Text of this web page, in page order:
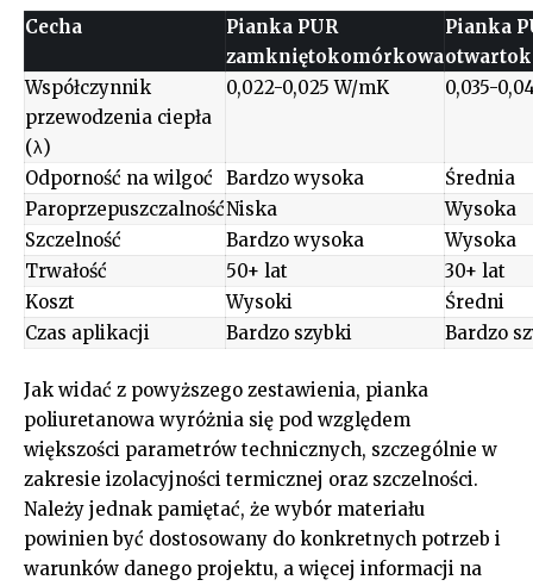
Cecha
Pianka PUR
zamkniętokomórkowa
Pianka
Współczynnik
przewodzenia ciepła
(λ)
0,022-0,025 W/mK 0,035-
Odporność na wilgoć Bardzo wysoka
Średnia
ParoprzepuszczalnośćNiska
Wysoka
Szczelność
Bardzo wysoka
Wysoka
Trwałość
50+ lat
30+ lat
Koszt
Wysoki
Średni
Czas aplikacji
Bardzo szybki Bardzo
Jak widać z powyższego zestawienia, pianka
poliuretanowa wyróżnia się pod względem
większości parametrów technicznych, szczególnie w
zakresie izolacyjności termicznej oraz szczelności.
Należy jednak pamiętać, że wybór materiału
powinien być dostosowany do konkretnych potrzeb i
warunków danego projektu, a więcej informacji na